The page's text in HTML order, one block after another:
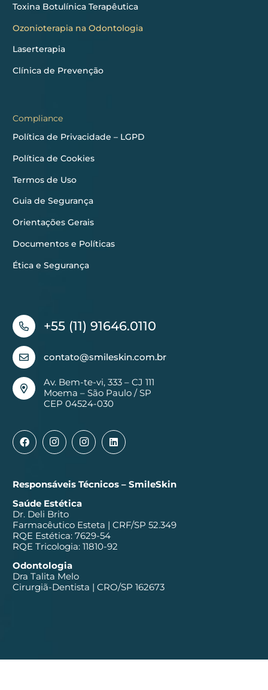
Toxina Botulínica Terapêutica
Ozonioterapia na Odontologia
Laserterapia
Clínica de Prevenção
Compliance
Política de Privacidade – LGPD
Política de Cookies
Termos de Uso
Guia de Segurança
Orientações Gerais
Documentos e Políticas
Ética e Segurança
+55 (11) 91646.0110
contato@smileskin.com.br
Av. Bem-te-vi, 333 – CJ 111
Moema – São Paulo / SP
CEP 04524-030
Responsáveis Técnicos – SmileSkin
Saúde Estética
Dr. Deli Brito
Farmacêutico Esteta | CRF/SP 52.349
RQE Estética: 7629-54
RQE Tricologia: 11810-92
Odontologia
Dra Talita Melo
Cirurgiã-Dentista | CRO/SP 162673